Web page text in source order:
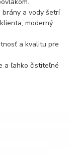
brány a vody šetrí
moderný
a kvalitu pre
a ľahko čistiteľné